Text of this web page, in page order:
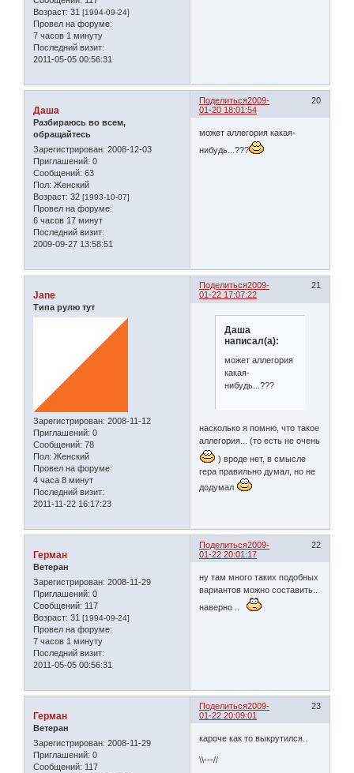
Возраст: 31 [1994-09-24]
Провел на форуме:
7 часов 1 минуту
Последний визит:
2011-05-05 00:56:31
Поделиться 20
2009-
01-20 18:01:54
Даша
Разбираюсь во всем,
обращайтесь
Зарегистрирован: 2008-12-03
Приглашений: 0
Сообщений: 63
Пол: Женский
Возраст: 32 [1993-10-07]
Провел на форуме:
6 часов 17 минут
Последний визит:
2009-09-27 13:58:51
может аллегория какая-
нибудь...???
Поделиться 21
2009-
01-22 17:07:22
Jane
Типа рулю тут
Зарегистрирован: 2008-11-12
Приглашений: 0
Сообщений: 78
Пол: Женский
Провел на форуме:
4 часа 8 минут
Последний визит:
2011-11-22 16:17:23
Даша
написал(а):
может аллегория
какая-
нибудь...???
насколько я помню, что такое
аллегория... (то есть не очень
) вроде нет, в смысле
гера правильно думал, но не
додумал
Поделиться 22
2009-
01-22 20:01:17
Герман
Ветеран
Зарегистрирован: 2008-11-29
Приглашений: 0
Сообщений: 117
Возраст: 31 [1994-09-24]
Провел на форуме:
7 часов 1 минуту
Последний визит:
2011-05-05 00:56:31
ну там много таких подобных
вариантов можно составить..
наверно ..
Поделиться 23
2009-
01-22 20:09:01
Герман
Ветеран
Зарегистрирован: 2008-11-29
Приглашений: 0
Сообщений: 117
кароче как то выкрутился..
\\---//